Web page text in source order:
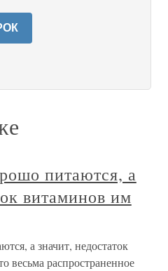
питаются, а
витаминов им
а значит, недостаток
весьма распространенное